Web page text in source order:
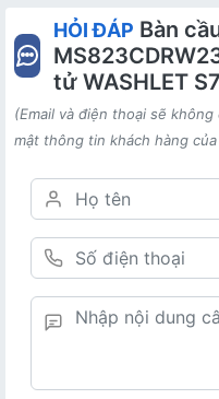
HỎI ĐÁP Bàn
tử WASHLET S7
(Email và điện thoại sẽ
mật thông tin khách hàng